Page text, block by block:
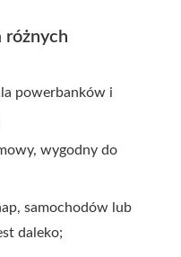
różnych
powerbanków i
wygodny do
samochodów lub
daleko;